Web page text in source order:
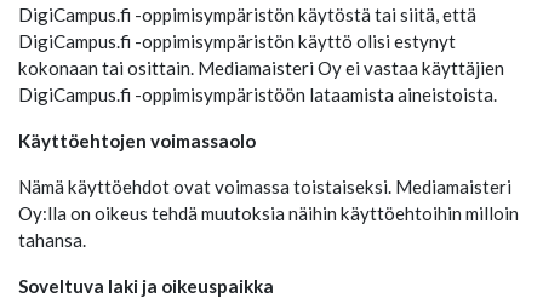
DigiCampus.fi -oppimisympäristön käytöstä tai siitä, että
DigiCampus.fi -oppimisympäristön käyttö olisi estynyt
kokonaan tai osittain. Mediamaisteri Oy ei vastaa käyttäjien
DigiCampus.fi -oppimisympäristöön lataamista aineistoista.
Käyttöehtojen voimassaolo
Nämä käyttöehdot ovat voimassa toistaiseksi. Mediamaisteri
Oy:lla on oikeus tehdä muutoksia näihin käyttöehtoihin milloin
tahansa.
Soveltuva laki ja oikeuspaikka